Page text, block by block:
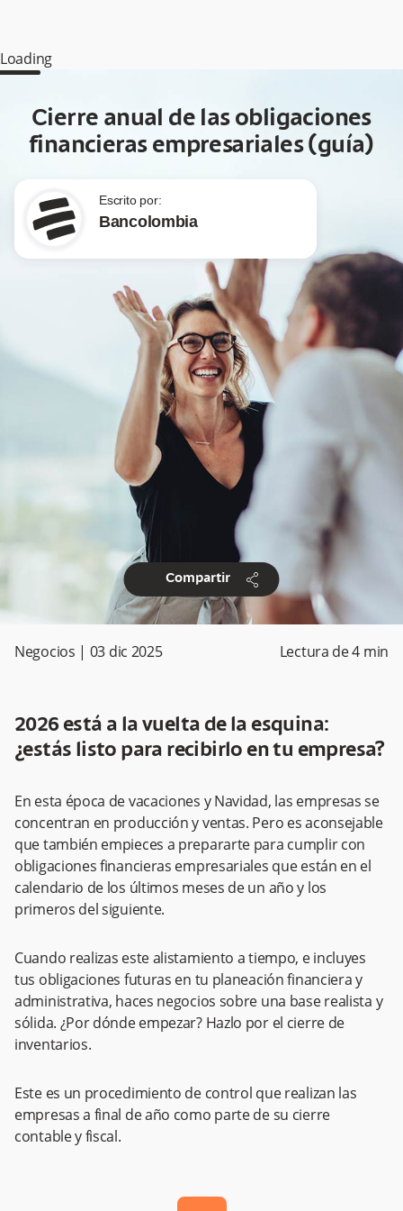
Loading
Cierre anual de las obligaciones
financieras empresariales (guía)
Escrito por:
Bancolombia
Compartir share
Negocios | 03 dic 2025 Lectura de4 min
2026 está a la vuelta de la esquina:
¿estás listo para recibirlo en tu empresa?
En esta época de vacaciones y Navidad, las empresas se
concentran en producción y ventas. Pero es aconsejable
que también empieces a prepararte para cumplir con
obligaciones financieras empresariales que están en el
calendario de los últimos meses de un año y los
primeros del siguiente.
Cuando realizas este alistamiento a tiempo, e incluyes
tus obligaciones futuras en tu planeación financiera y
administrativa, haces negocios sobre una base realista y
sólida. ¿Por dónde empezar? Hazlo por el cierre de
inventarios.
Este es un procedimiento de control que realizan las
empresas a final de año como parte de su cierre
contable y fiscal.